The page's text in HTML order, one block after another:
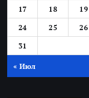
17
18 19
24
25 26
31
« Июл